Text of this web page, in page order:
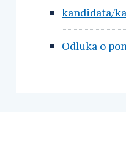
kandidata/
Odluka o